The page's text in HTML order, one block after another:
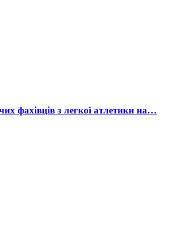
фахівців з легкої атлетики на…